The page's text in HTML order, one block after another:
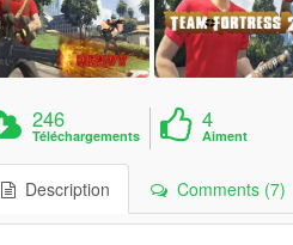
246
Téléchargements
4
Aiment
Description Comments (7)